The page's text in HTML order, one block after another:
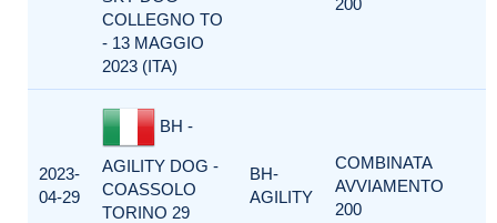
COLLEGNO TO
- 13 MAGGIO
2023 (ITA)
200
2023-
04-29
BH -
AGILITY DOG -
COASSOLO
TORINO 29
BH-
AGILITY
COMBINATA
AVVIAMENTO
200